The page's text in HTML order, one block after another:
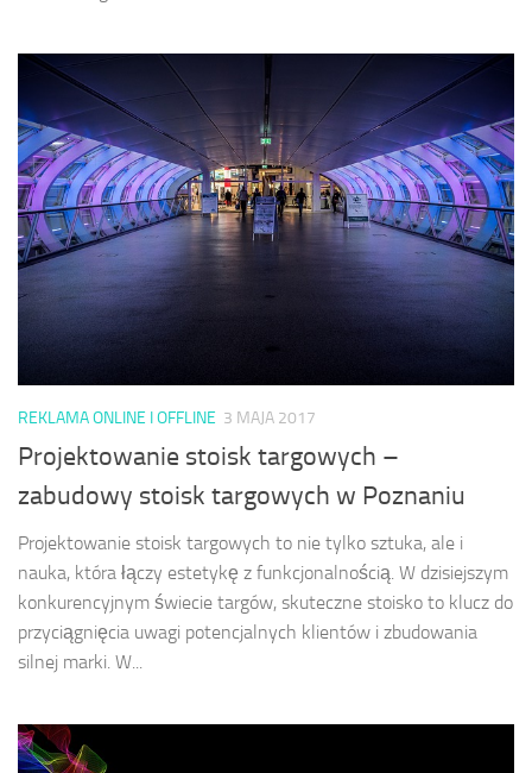
REKLAMA ONLINE I OFFLINE 3 MAJA 2017
Projektowanie stoisk targowych –
zabudowy stoisk targowych w Poznaniu
Projektowanie stoisk targowych to nie tylko sztuka, ale i
nauka, która łączy estetykę z funkcjonalnością. W dzisiejszym
konkurencyjnym świecie targów, skuteczne stoisko to klucz do
przyciągnięcia uwagi potencjalnych klientów i zbudowania
silnej marki. W...